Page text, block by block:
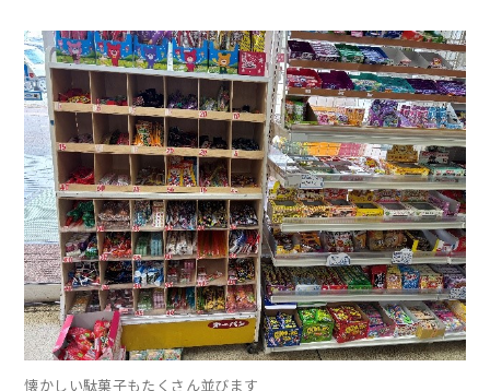
懐かしい駄菓子もたくさん並びます